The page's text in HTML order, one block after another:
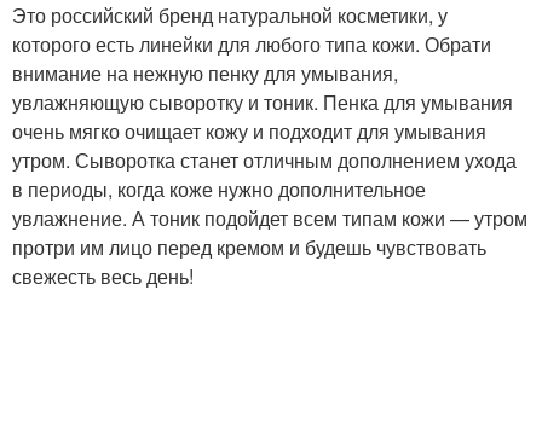
Это российский бренд натуральной косметики, у
которого есть линейки для любого типа кожи. Обрати
внимание на нежную пенку для умывания,
увлажняющую сыворотку и тоник. Пенка для умывания
очень мягко очищает кожу и подходит для умывания
утром. Сыворотка станет отличным дополнением ухода
в периоды, когда коже нужно дополнительное
увлажнение. А тоник подойдет всем типам кожи — утром
протри им лицо перед кремом и будешь чувствовать
свежесть весь день!